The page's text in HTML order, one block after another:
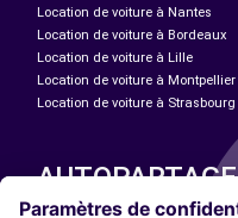
Location de voiture à Nantes
Location de voiture à Bordeaux
Location de voiture à Lille
Location de voiture à Montpellier
Location de voiture à Strasbourg
AUTOPARTAGE